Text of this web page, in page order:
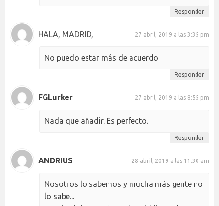
Responder
HALA, MADRID, 27 abril, 2019 a las 3:35 pm
No puedo estar más de acuerdo
Responder
FGLurker 27 abril, 2019 a las 8:55 pm
Nada que añadir. Es perfecto.
Responder
ANDRIUS 28 abril, 2019 a las 11:30 am
Nosotros lo sabemos y mucha más gente no
lo sabe...